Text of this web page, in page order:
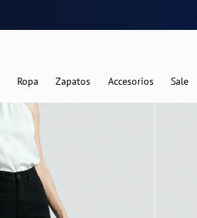
Ropa Zapatos Accesorios Sale